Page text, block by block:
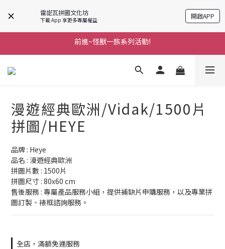
雷諾瓦拼圖文化坊
下載 App 享更多專屬權益 開啟APP
前進~怪獸一族系列活動!
前進~怪獸一族系列活動!
分享美好時光 ∣ APP好友推薦
前進~怪獸一族系列活動!
漫遊經典歐洲/Vidak/1500片
拼圖/HEYE
品牌 : Heye
品名 : 漫遊經典歐洲
拼圖片數 : 1500片
拼圖尺寸 : 80x60 cm
售後服務 : 專屬產品服務小組，提供補缺片申購服務，以及專業拼
圖訂製、裱框諮詢服務。
全店，滿額免運服務